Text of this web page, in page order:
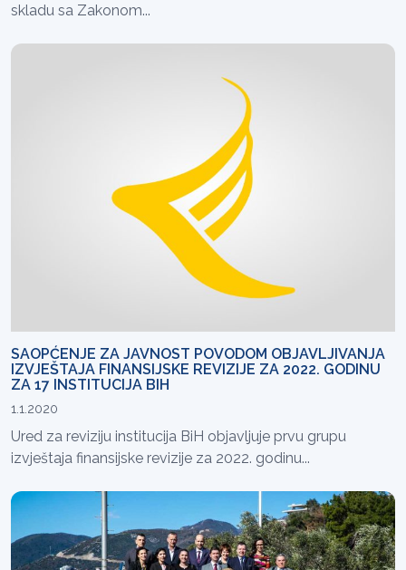
skladu sa Zakonom...
SAOPĆENJE ZA JAVNOST POVODOM OBJAVLJIVANJA
IZVJEŠTAJA FINANSIJSKE REVIZIJE ZA 2022. GODINU
ZA 17 INSTITUCIJA BIH
1.1.2020
Ured za reviziju institucija BiH objavljuje prvu grupu
izvještaja finansijske revizije za 2022. godinu...